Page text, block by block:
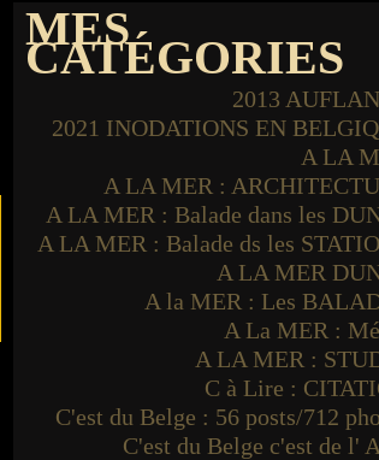
MES
CATÉGORIES
2013
2021 INODATIONS EN
A LA
A LA MER :
A LA MER : Balade dans les
A LA MER : Balade ds les
A LA MER
A la MER : Les
A La MER :
A LA MER :
C à Lire :
C'est du Belge : 56 posts/712
C'est du Belge c'est de l'